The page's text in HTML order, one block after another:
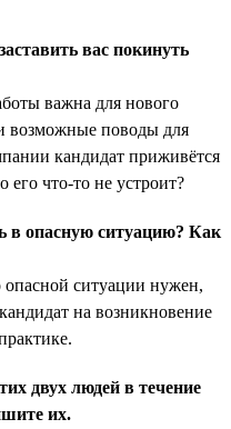
вас покинуть
важна для нового
возможные поводы для
кандидат приживётся
его что-то не устроит?
в опасную ситуацию? Как
опасной ситуации нужен,
на возникновение
двух людей в течение
их.